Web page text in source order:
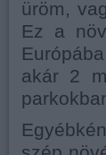
üröm,
Ez a
akár 2